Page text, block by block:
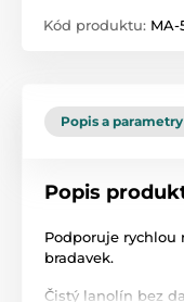
Kód produktu: MA-
Popis a parametry
Popis
Podporuje rychlou
bradavek.
Čistý lanolín bez